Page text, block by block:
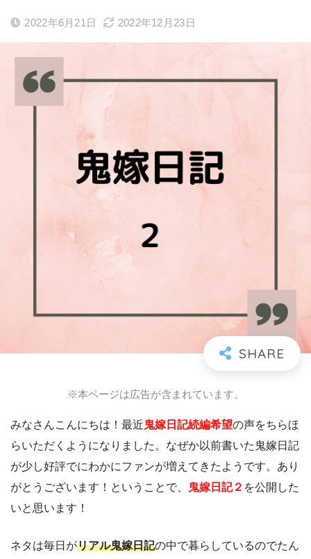
2022年6月21日 2022年12月23日
※本ページは広告が含まれています。
みなさんこんにちは！最近鬼嫁日記続編希望の声をちらほ
らいただくようになりました。なぜか以前書いた鬼嫁日記
が少し好評でにわかにファンが増えてきたようです。あり
がとうございます！ということで、
鬼嫁日記２ を公開した
いと思います！
ネタは毎日がリアル鬼嫁日記の中で暮らしているのでたん